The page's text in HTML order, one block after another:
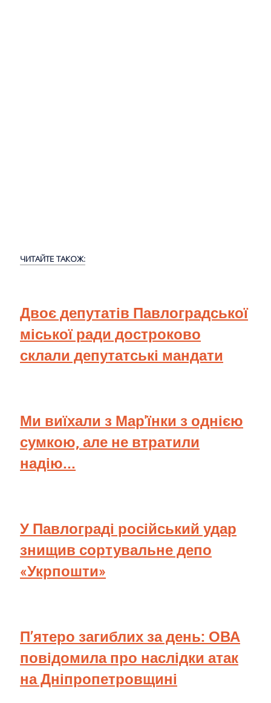
ЧИТАЙТЕ ТАКОЖ:
Двоє депутатів Павлоградської
міської ради достроково
склали депутатські мандати
Ми виїхали з Мар'їнки з однією
сумкою, але не втратили
надію...
У Павлограді російський удар
знищив сортувальне депо
«Укрпошти»
П’ятеро загиблих за день: ОВА
повідомила про наслідки атак
на Дніпропетровщині